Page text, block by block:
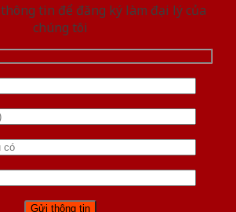
tin để đăng ký làm đại lý của
chúng tôi